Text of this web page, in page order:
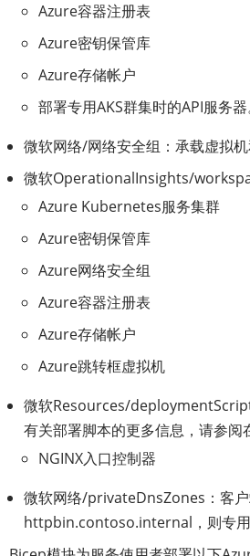
Azure容器注册表
Azure密钥保管库
Azure存储帐户
部署专用AKS群集时的API服务器
微软网络/网络安全组：承载虚拟
微软OperationalInsights/
Azure Kubernetes服务集群
Azure密钥保管库
Azure网络安全组
Azure容器注册表
Azure存储帐户
Azure跳转框虚拟机
微软Resources/
有关部署脚本的更多信息，请参阅
NGINX入口控制器
微软网络/privateDnsZones：客
httpbin.contoso.internal，则专用